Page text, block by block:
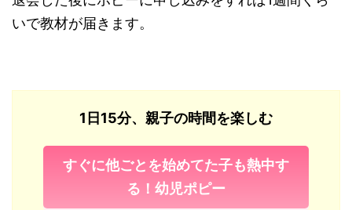
いで教材が届きます。
1日15分、親子の時間を楽しむ
すぐに他ごとを始めてた子も熱中す
る！幼児ポピー